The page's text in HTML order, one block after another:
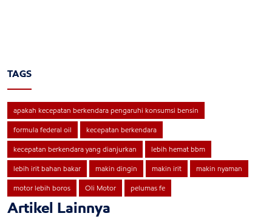
TAGS
apakah kecepatan berkendara pengaruhi konsumsi bensin
formula federal oil kecepatan berkendara
kecepatan berkendara yang dianjurkan lebih hemat bbm
lebih irit bahan bakar makin dingin makin irit makin nyaman
motor lebih boros Oli Motor pelumas fe
Artikel Lainnya